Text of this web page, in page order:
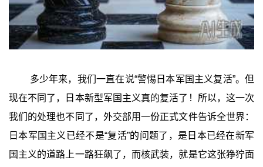
多少年来，我们一直在说“警惕日本军国主义复活”。但
现在不同了，日本新型军国主义真的复活了！所以，这一次
我们的处理也不同了，外交部用一份正式文件告诉全世界：
日本军国主义已经不是“复活”的问题了，是日本已经在新军
国主义的道路上一路狂飙了，而核武装，就是它这张狰狞面